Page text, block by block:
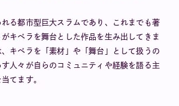
る都市型巨大スラムであり、これまでも著
キベラを舞台とした作品を生み出してきま
キベラを「素材」や「舞台」として扱うの
人々が自らのコミュニティや経験を語る主
てます。